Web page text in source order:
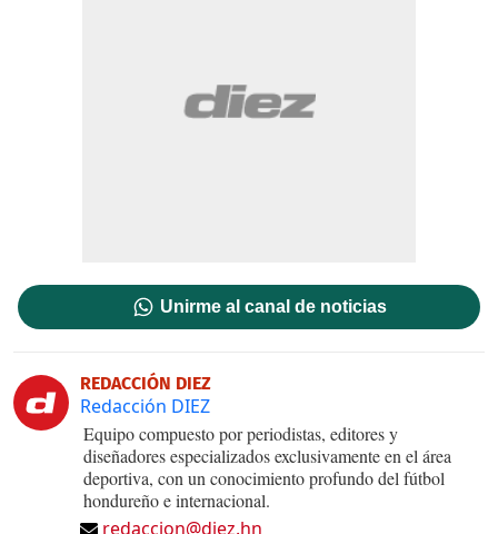
Unirme al canal de noticias
REDACCIÓN DIEZ
Redacción DIEZ
Equipo compuesto por periodistas, editores y
diseñadores especializados exclusivamente en el área
deportiva, con un conocimiento profundo del fútbol
hondureño e internacional.
redaccion@diez.hn